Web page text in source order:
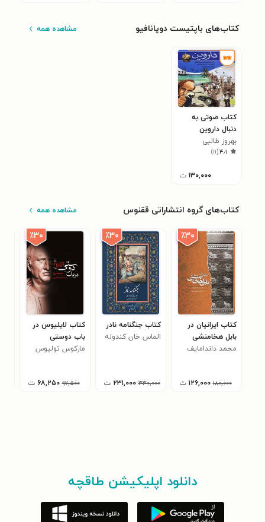
کتاب‌های باپتیست دوپانافیو مشاهده همه
کتاب صوتی به
دنبال داروین
بهروز طالبی
۴٫۱(۱۱)
۱۳۰,۰۰۰ ت
کتاب‌های گروه انتشاراتی ققنوس مشاهده همه
٪۳۰
کتاب ایرانیان در
بابل هخامنشی
محمد داندامایف
۱۸۰,۰۰۰ ۱۲۶,۰۰۰ ت
٪۳۰
کتاب جنگنامه نادر
الماس خان کندوله
۳۳۰,۰۰۰ ۲۳۱,۰۰۰ ت
٪۳۰
کتاب لایلیوس در
باب دوستی
مارکوس تولیوس
۹۷,۵۰۰ ۶۸,۲۵۰ ت
دانلود اپلیکیشن طاقچه